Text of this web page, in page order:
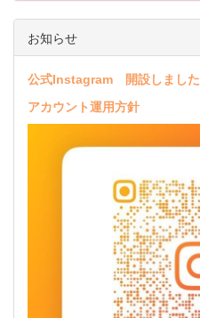
お知らせ
公式Instagram 開設しました
アカウント運用方針